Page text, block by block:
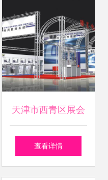
天津市西青区展会
服务好评如潮，专
查看详情